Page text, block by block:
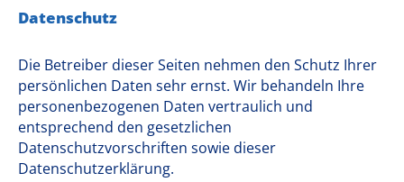
Datenschutz
Die Betreiber dieser Seiten nehmen den Schutz Ihrer
persönlichen Daten sehr ernst. Wir behandeln Ihre
personenbezogenen Daten vertraulich und
entsprechend den gesetzlichen
Datenschutzvorschriften sowie dieser
Datenschutzerklärung.